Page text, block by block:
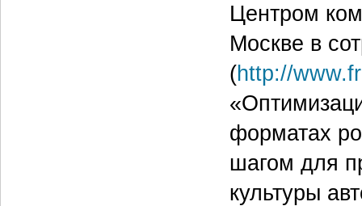
Центром
Москве в
(http://
форматах
шагом для
культуры